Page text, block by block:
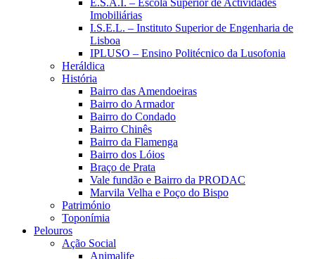
E.S.A.I. – Escola Superior de Actividades
Imobiliárias
I.S.E.L. – Instituto Superior de Engenharia de
Lisboa
IPLUSO – Ensino Politécnico da Lusofonia
Heráldica
História
Bairro das Amendoeiras
Bairro do Armador
Bairro do Condado
Bairro Chinês
Bairro da Flamenga
Bairro dos Lóios
Braço de Prata
Vale fundão e Bairro da PRODAC
Marvila Velha e Poço do Bispo
Património
Toponímia
Pelouros
Ação Social
Animalife